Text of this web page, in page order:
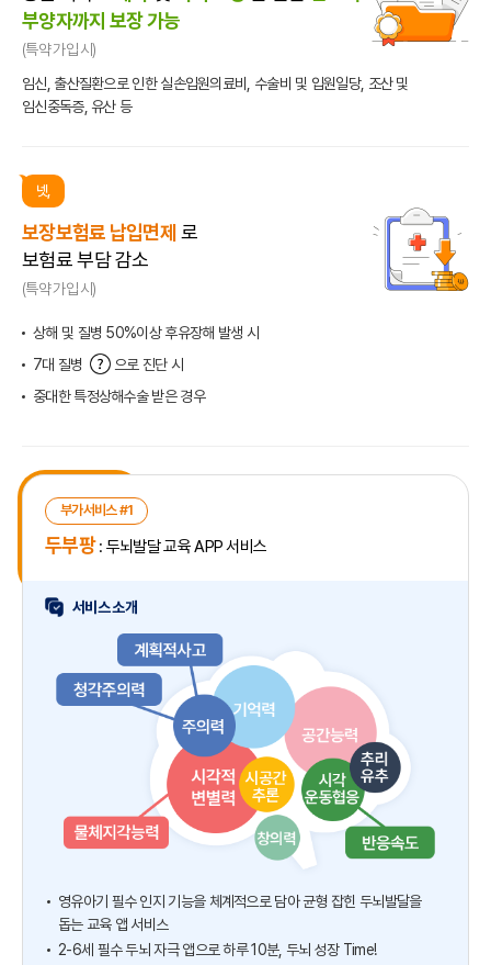
부양자까지 보장 가능
(특약 가입 시)
임신, 출산질환으로 인한 실손입원의료비, 수술비 및 입원일당, 조산 및
임신중독증, 유산 등
넷,
보장보험료 납입면제로
보험료 부담 감소
(특약 가입 시)
상해 및 질병 50%이상 후유장해 발생 시
7대 질병
으로 진단 시
중대한 특정상해수술 받은 경우
부가서비스 #1
두부팡: 두뇌발달 교육 APP 서비스
서비스 소개
영유아기 필수 인지 기능을 체계적으로 담아 균형 잡힌 두뇌발달을
돕는 교육 앱 서비스
2-6세 필수 두뇌 자극 앱으로 하루 10분, 두뇌 성장 Time!